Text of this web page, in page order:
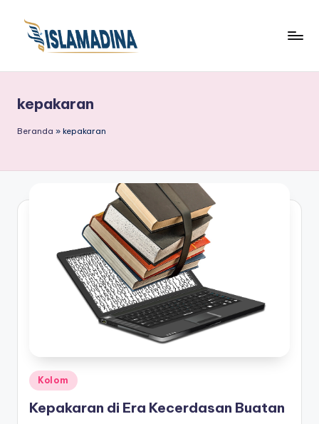
kepakaran
Beranda » kepakaran
Posted
in
Kolom
Kepakaran di Era Kecerdasan Buatan